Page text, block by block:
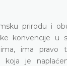
prirodu i
konvencije u
ima pravo
koja je